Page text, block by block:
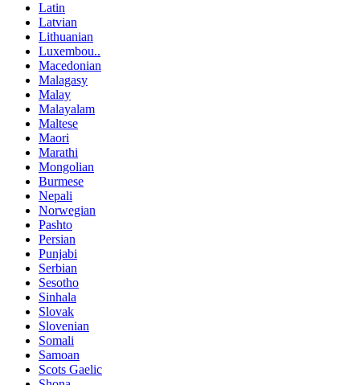
Latin
Latvian
Lithuanian
Luxembou..
Macedonian
Malagasy
Malay
Malayalam
Maltese
Maori
Marathi
Mongolian
Burmese
Nepali
Norwegian
Pashto
Persian
Punjabi
Serbian
Sesotho
Sinhala
Slovak
Slovenian
Somali
Samoan
Scots Gaelic